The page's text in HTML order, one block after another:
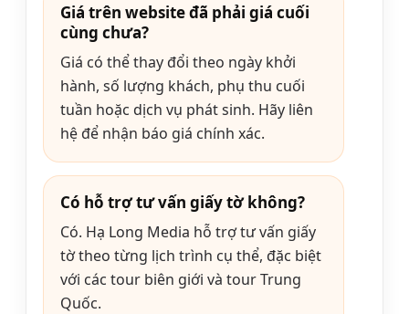
Giá trên website đã phải giá cuối
cùng chưa?
Giá có thể thay đổi theo ngày khởi
hành, số lượng khách, phụ thu cuối
tuần hoặc dịch vụ phát sinh. Hãy liên
hệ để nhận báo giá chính xác.
Có hỗ trợ tư vấn giấy tờ không?
Có. Hạ Long Media hỗ trợ tư vấn giấy
tờ theo từng lịch trình cụ thể, đặc biệt
với các tour biên giới và tour Trung
Quốc.